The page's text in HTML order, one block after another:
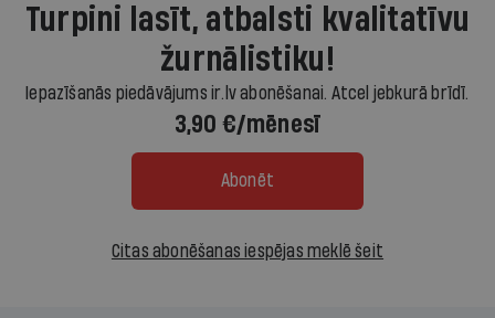
Turpini lasīt, atbalsti kvalitatīvu
žurnālistiku!
Iepazīšanās piedāvājums ir.lv abonēšanai. Atcel jebkurā brīdī.
3,90 €/mēnesī
Abonēt
Citas abonēšanas iespējas meklē šeit